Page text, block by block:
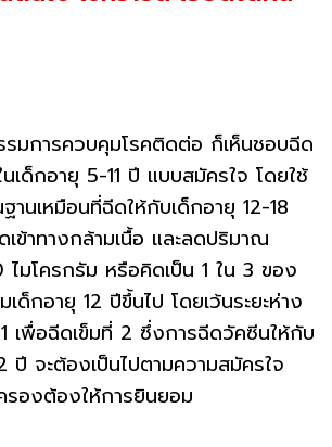
มการควบคุมโรคติดต่อ ก็เห็นชอบฉีด
นเด็กอายุ 5-11 ปี แบบสมัครใจ โดยใช้
ฐานเหมือนที่ฉีดให้กับเด็กอายุ 12-18
เข้าทางกล้ามเนื้อ และลดปริมาณ
ไมโครกรัม หรือคิดเป็น 1 ใน 3 ของ
ด็กอายุ 12 ปีขึ้นไป โดยเว้นระยะห่าง
เพื่อฉีดเข็มที่ 2 ซึ่งการฉีดวัคซีนให้กับ
ปี จะต้องเป็นไปตามความสมัครใจ
รองต้องให้การยินยอม